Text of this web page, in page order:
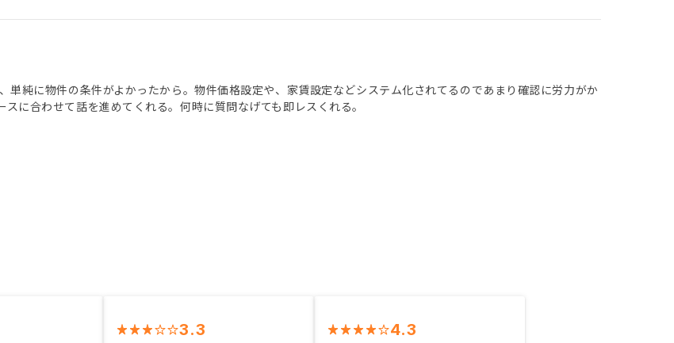
単純に物件の条件がよかったから。物件価格設定や、家賃設定などシステム化されてるのであまり確認に労力がか
スに合わせて話を進めてくれる。何時に質問なげても即レスくれる。
3.3 4.3